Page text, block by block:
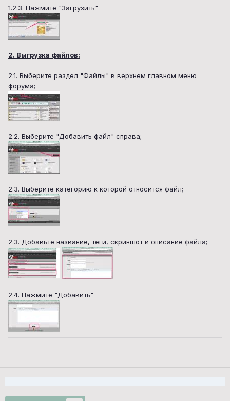
1.2.3. Нажмите "Загрузить"
2. Выгрузка файлов:
2.1. Выберите раздел "Файлы" в верхнем главном меню
форума;
2.2. Выберите "Добавить файл" справа;
2.3. Выберите категорию к которой относится файл;
2.3. Добавьте название, теги, скриншот и описание файла;
2.4. Нажмите "Добавить"